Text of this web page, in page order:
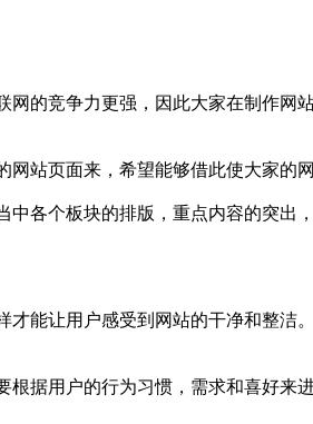
的竞争力更强，因此大家在制作网
站页面来，希望能够借此使大家的
各个板块的排版，重点内容的突出
能让用户感受到网站的干净和整洁
据用户的行为习惯，需求和喜好来